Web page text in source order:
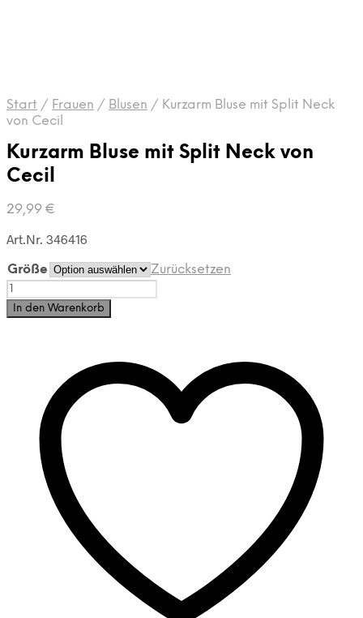
Start / Frauen / Blusen / Kurzarm Bluse mit Split Neck
von Cecil
Kurzarm Bluse mit Split Neck von
Cecil
29,99 €
Art.Nr. 346416
Größe
Zurücksetzen
Kurzarm
Bluse
mit
Menge
In den Warenkorb